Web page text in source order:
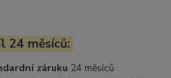
24 měsíců:
záruku 24 měsíců